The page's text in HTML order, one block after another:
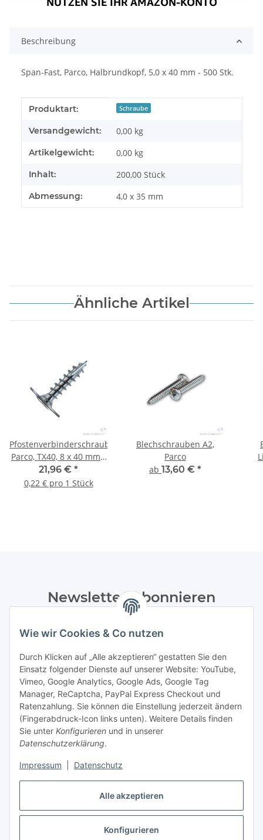
Alle akzeptieren
Konfigurieren
Wie wir Cookies & Co nutzen
Durch Klicken auf „Alle akzeptieren“ gestatten Sie den
Einsatz folgender Dienste auf unserer Website: YouTube,
Vimeo, Google Analytics, Google Ads, Google Tag
Manager, ReCaptcha, PayPal Express Checkout und
Ratenzahlung. Sie können die Einstellung jederzeit ändern
(Fingerabdruck-Icon links unten). Weitere Details finden
Sie unter Konfigurieren und in unserer
Datenschutzerklärung.
Impressum Datenschutz
Beschreibung
Span-Fast, Parco, Halbrundkopf, 5,0 x 40 mm - 500 Stk.
Produkteigenschaft
Wert
Produktart: Schraube
Versandgewicht: 0,00 kg
Artikelgewicht: 0,00 kg
Inhalt: 200,00 Stück
Abmessung: 4,0 x 35 mm
Ähnliche Artikel
Pfostenverbinderschraube,
Parco, TX40, 8 x 40 mm -
100 Stk.
21,96 € *
0,22 € pro 1 Stück
Blechschrauben A2,
Parco
ab 13,60 € *
Newsletter Abonnieren
Datenschutzerklärungregelmäßig und jederzeit widerruflich
Abonnieren
Informationen
Gesetzliche Informationen
Vertrag widerrufen